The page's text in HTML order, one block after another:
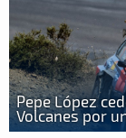
Pepe López
Volcanes por